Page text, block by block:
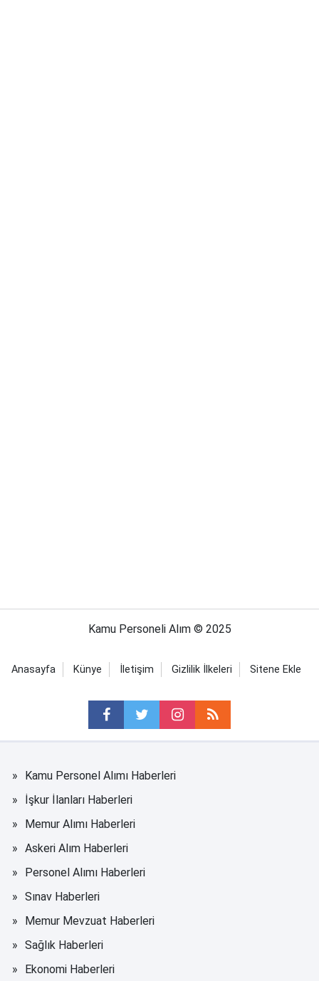
Kamu Personeli Alım © 2025
Anasayfa Künye İletişim Gizlilik İlkeleri Sitene Ekle
Kamu Personel Alımı Haberleri
İşkur İlanları Haberleri
Memur Alımı Haberleri
Askeri Alım Haberleri
Personel Alımı Haberleri
Sınav Haberleri
Memur Mevzuat Haberleri
Sağlık Haberleri
Ekonomi Haberleri